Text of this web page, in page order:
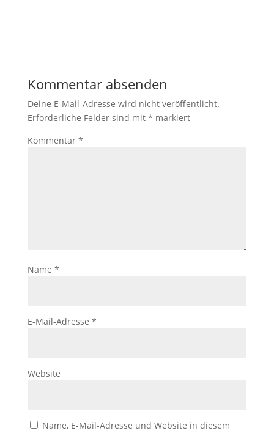
Kommentar absenden
Deine E-Mail-Adresse wird nicht veröffentlicht.
Erforderliche Felder sind mit * markiert
Kommentar *
Name *
E-Mail-Adresse *
Website
Name, E-Mail-Adresse und Website in diesem